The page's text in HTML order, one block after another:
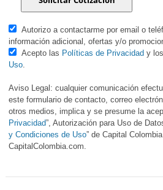
Autorizo a contactarme por email o
información adicional, ofertas y/o
Acepto las Políticas de Privacidad y
Uso.
Aviso Legal: cualquier comunicación
este formulario de contacto, correo
otros medios, implica y se presume la
Privacidad”, Autorización para Uso de
y Condiciones de Uso” de Capital
CapitalColombia.com.